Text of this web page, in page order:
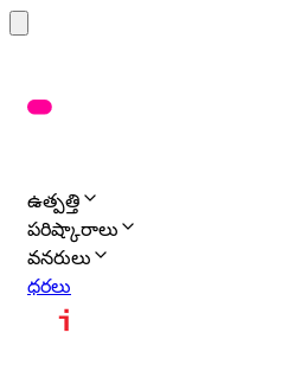
ఉత్పత్తి
పరిష్కారాలు
వనరులు
ధరలు